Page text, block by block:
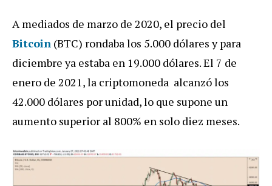
A mediados de marzo de 2020, el precio del
Bitcoin (BTC) rondaba los 5.000 dólares y para
diciembre ya estaba en 19.000 dólares. El 7 de
enero de 2021, la criptomoneda alcanzó los
42.000 dólares por unidad, lo que supone un
aumento superior al 800% en solo diez meses.